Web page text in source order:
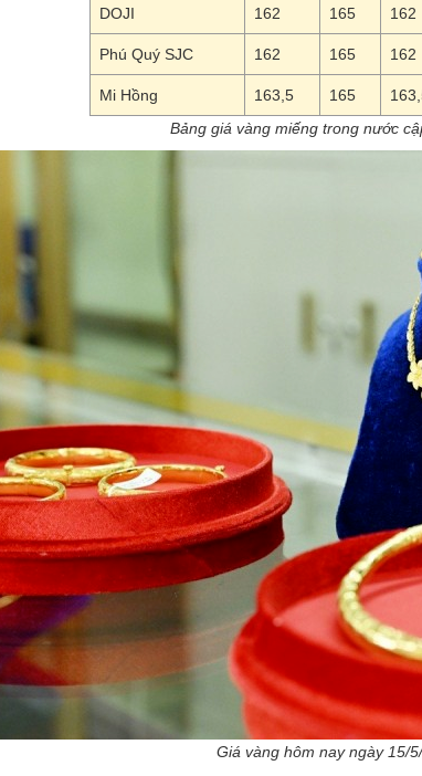
DOJI 162 165 162
Phú Quý SJC 162 165 162
Mi Hồng 163,5 165
Bảng giá vàng miếng trong nước
Giá vàng hôm nay ngày 15/